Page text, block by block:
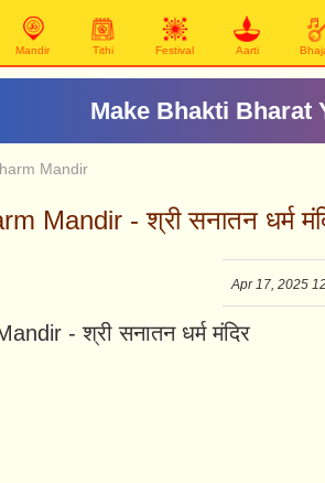
Mandir Tithi Festival Aarti
Make Bhakti Bharat
Mandir
Mandir - श्री सनातन धर्म
Apr 17, 2025